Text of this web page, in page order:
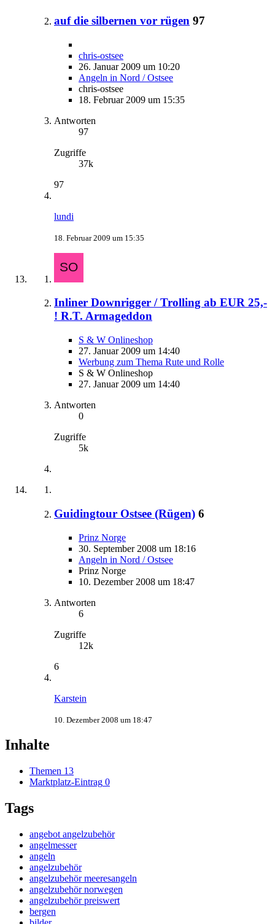
auf die silbernen vor rügen 97
chris-ostsee
26. Januar 2009 um 10:20
Angeln in Nord / Ostsee
chris-ostsee
18. Februar 2009 um 15:35
Antworten
97
Zugriffe
37k
97
lundi
18. Februar 2009 um 15:35
Inliner Downrigger / Trolling ab EUR 25,-
! R.T. Armageddon
S & W Onlineshop
27. Januar 2009 um 14:40
Werbung zum Thema Rute und Rolle
S & W Onlineshop
27. Januar 2009 um 14:40
Antworten
0
Zugriffe
5k
Guidingtour Ostsee (Rügen) 6
Prinz Norge
30. September 2008 um 18:16
Angeln in Nord / Ostsee
Prinz Norge
10. Dezember 2008 um 18:47
Antworten
6
Zugriffe
12k
6
Karstein
10. Dezember 2008 um 18:47
Inhalte
Themen 13
Marktplatz-Eintrag 0
Tags
angebot angelzubehör
angelmesser
angeln
angelzubehör
angelzubehör meeresangeln
angelzubehör norwegen
angelzubehör preiswert
bergen